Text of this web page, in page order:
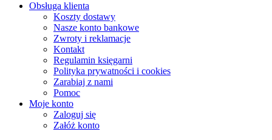
Obsługa klienta
Koszty dostawy
Nasze konto bankowe
Zwroty i reklamacje
Kontakt
Regulamin księgarni
Polityka prywatności i cookies
Zarabiaj z nami
Pomoc
Moje konto
Zaloguj się
Załóż konto